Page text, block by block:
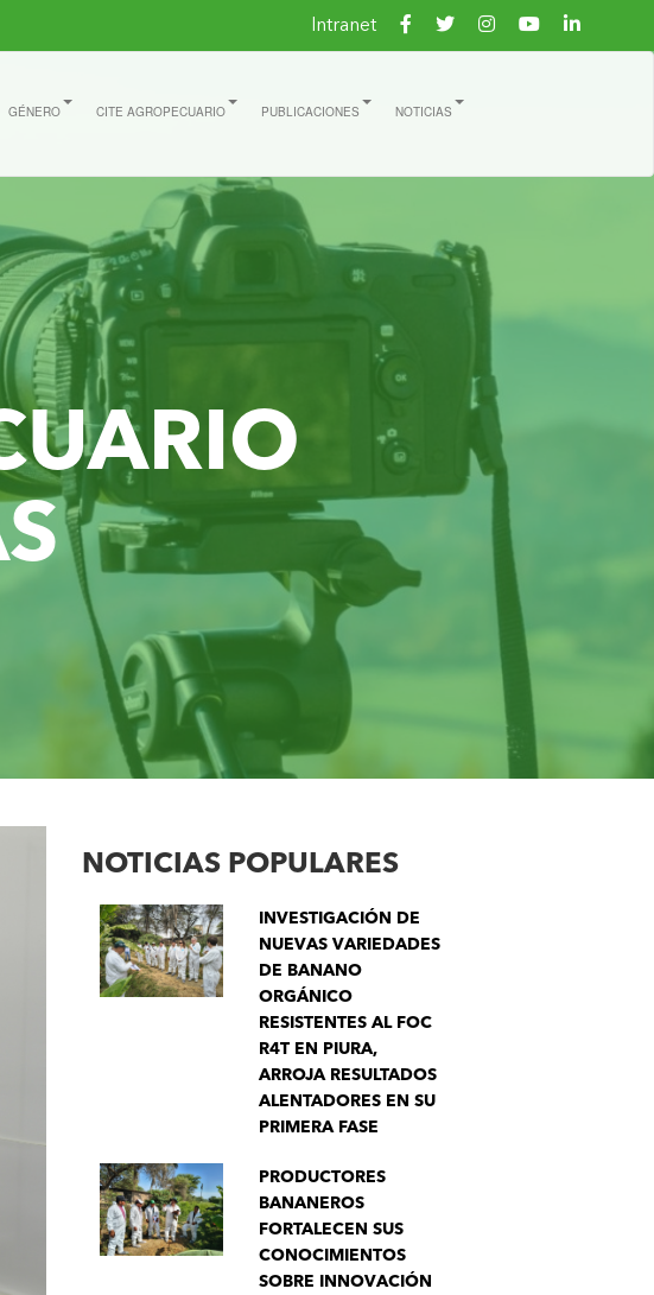
Intranet
GÉNERO CITE AGROPECUARIO PUBLICACIONES NOTICIAS
NOTICIAS POPULARES
INVESTIGACIÓN DE
NUEVAS VARIEDADES
DE BANANO
ORGÁNICO
RESISTENTES AL FOC
R4T EN PIURA,
ARROJA RESULTADOS
ALENTADORES EN SU
PRIMERA FASE
PRODUCTORES
BANANEROS
FORTALECEN SUS
CONOCIMIENTOS
SOBRE INNOVACIÓN